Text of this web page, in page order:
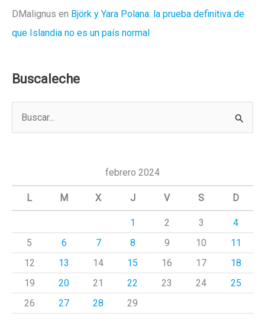
DMalignus en Björk y Yara Polana: la prueba definitiva de
que Islandia no es un país normal
Buscaleche
a
febrero 2024
L M X J V S D
1 2 3
4
5
6 7 8 9 10
11
12
13 14 15 16 17
18
19
20 21 22 23 24
25
26
27 28 29